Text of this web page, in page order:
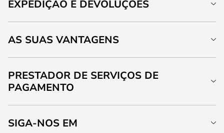
EXPEDIÇÃO E DEVOLUÇÕES
AS SUAS VANTAGENS
PRESTADOR DE SERVIÇOS DE
PAGAMENTO
SIGA-NOS EM